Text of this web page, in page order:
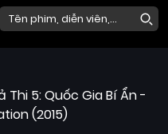
Thi 5: Quốc Gia Bí Ẩn -
(2015)